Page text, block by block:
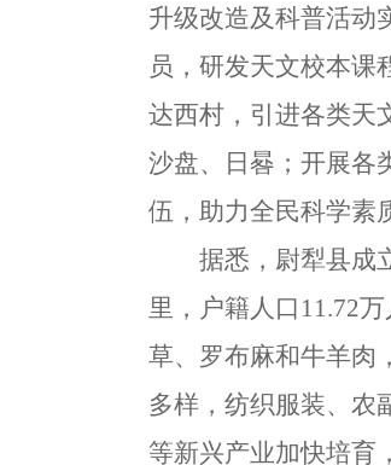
升级改造及科普活动
员，研发天文校本课
达西村，引进各类天
沙盘、日晷；开展各
伍，助力全民科学素
据悉，尉犁县成
里，户籍人口11.72
草、罗布麻和牛羊肉
多样，纺织服装、农
等新兴产业加快培育